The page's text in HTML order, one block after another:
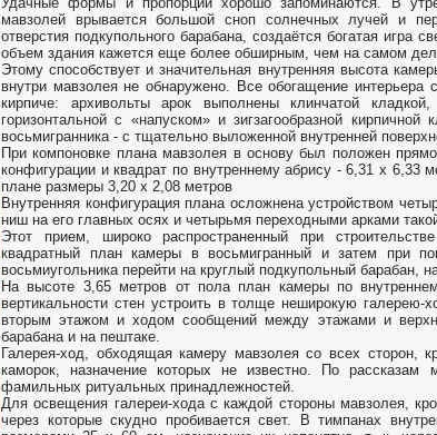
мавзолей врывается большой сноп солнечных лучей и
отверстия подкупольного барабана, создаётся богатая игра
объем здания кажется еще более обширным, чем на самом
Этому способствует и значительная внутренняя высота
внутри мавзолея не обнаружено. Все обогащение интерьера
кирпиче: архивольты арок выполнены клинчатой
горизонтальной с «напуском» и зигзагообразной
восьмигранника - с тщательно выложенной внутренней
При компоновке плана мавзолея в основу был положен
конфигурации и квадрат по внутреннему абрису - 6,31 х
плане размеры 3,20 х 2,08 метров
Внутренняя конфигурация плана осложнена устройством
ниш на его главных осях и четырьмя переходными арками
Этот прием, широко распространенный при
квадратный план камеры в восьмигранный и затем при
восьмиугольника перейти на круглый подкупольный барабан,
На высоте 3,65 метров от пола план камеры по
вертикальности стен устроить в толще неширокую
вторым этажом и ходом сообщений между этажами и
барабана и на пештаке.
Галерея-ход, обходящая камеру мавзолея со всех сторон,
каморок, назначение которых не известно. По
фамильных ритуальных принадлежностей.
Для освещения галереи-хода с каждой стороны мавзолея,
через которые скудно пробивается свет. В тимпанах